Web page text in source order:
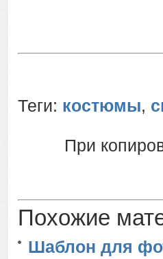
Теги: костюмы,
При
Похожие
Шаблон для